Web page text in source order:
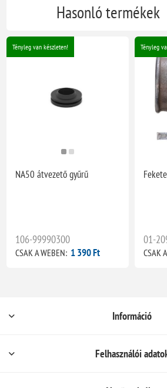
Hasonló termékek
Tényleg van készleten!
NA50 átvezető gyűrű
106-99990300
CSAK A WEBEN: 1 390 Ft
Tényleg
01-
CSAK
Információ
Felhasználói